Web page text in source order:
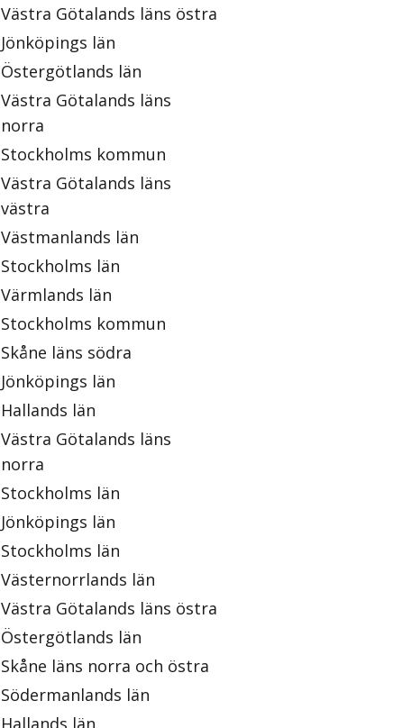
Västra Götalands läns östra
Jönköpings län
Östergötlands län
Västra Götalands läns
norra
Stockholms kommun
Västra Götalands läns
västra
Västmanlands län
Stockholms län
Värmlands län
Stockholms kommun
Skåne läns södra
Jönköpings län
Hallands län
Västra Götalands läns
norra
Stockholms län
Jönköpings län
Stockholms län
Västernorrlands län
Västra Götalands läns östra
Östergötlands län
Skåne läns norra och östra
Södermanlands län